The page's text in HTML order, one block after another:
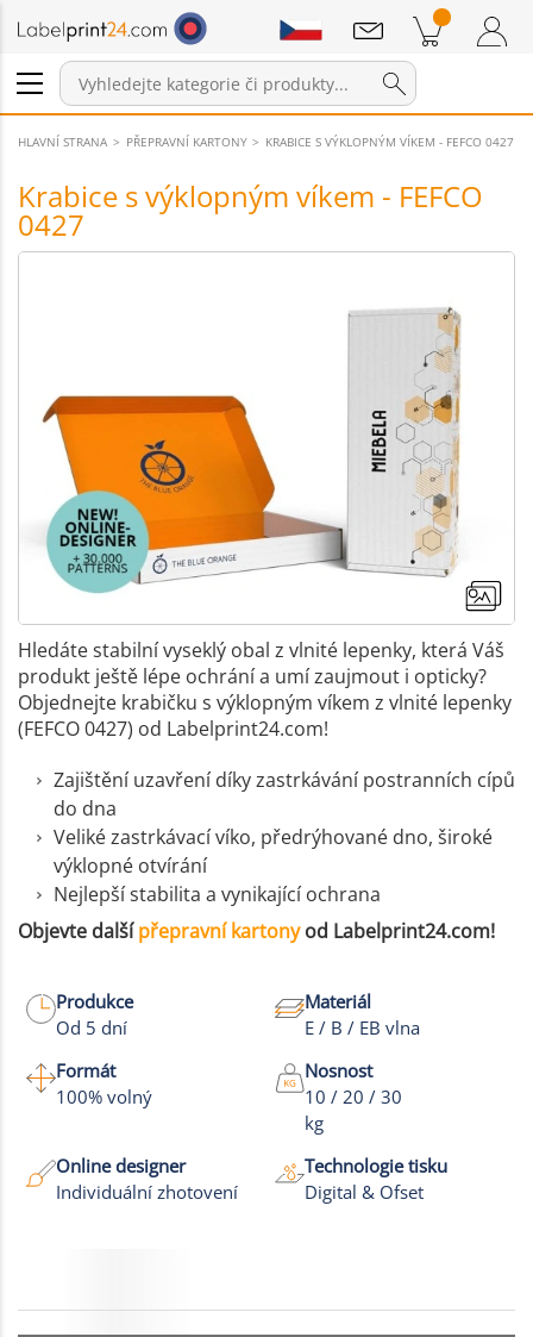
Přihlášení / Registrace
Položky v košíku Nákupní Košík
Sdělení
HLAVNÍ STRANA PŘEPRAVNÍ KARTONY KRABICE S VÝKLOPNÝM VÍKEM - FEFCO 0427
Krabice s výklopným víkem - FEFCO
0427
Hledáte stabilní vyseklý obal z vlnité lepenky, která Váš
produkt ještě lépe ochrání a umí zaujmout i opticky?
Objednejte krabičku s výklopným víkem z vlnité lepenky
(FEFCO 0427) od Labelprint24.com!
Zajištění uzavření díky zastrkávání postranních cípů
do dna
Veliké zastrkávací víko, předrýhované dno, široké
výklopné otvírání
Nejlepší stabilita a vynikající ochrana
Objevte dalšípřepravní kartonyod Labelprint24.com!
Produkce
Od 5 dní
Materiál
E / B / EB vlna
Formát
100% volný
Nosnost
10 / 20 / 30
kg
Online designer
Individuální zhotovení
Technologie tisku
Digital & Ofset